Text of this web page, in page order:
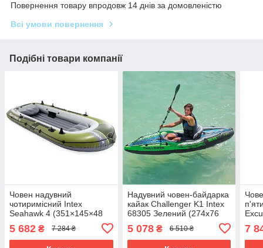
Повернення товару впродовж 14 днів за домовленістю
Всі умови повернення
Подібні товари компанії
Човен надувний
чотиримісний Intex
Seahawk 4 (351×145×48
см, весла, насос) 66334
Зелений
5 682 ₴ 7 284 ₴
Надувний човен-байдарка
кайак Challenger K1 Intex
68305 Зелений (274х76
5 078₴ 6 510 ₴ 7